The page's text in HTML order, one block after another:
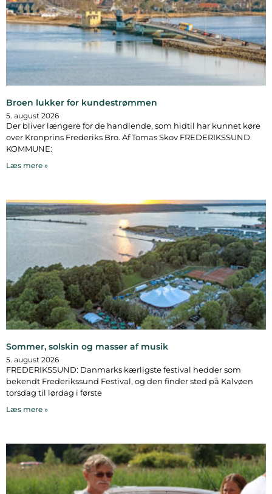
Broen lukker for kundestrømmen
5. august 2026
Der bliver længere for de handlende, som hidtil har kunnet køre
over Kronprins Frederiks Bro. Af Tomas Skov FREDERIKSSUND
KOMMUNE:
Læs mere »
Sommer, solskin og masser af musik
5. august 2026
FREDERIKSSUND: Danmarks kærligste festival hedder som
bekendt Frederikssund Festival, og den finder sted på Kalvøen
torsdag til lørdag i første
Læs mere »